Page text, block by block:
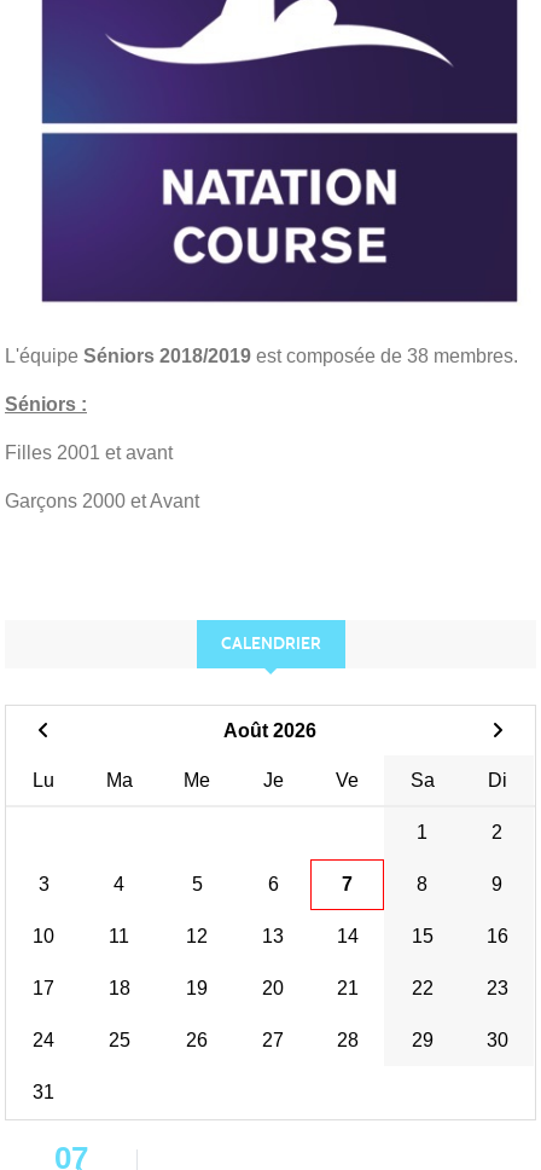
L'équipe Séniors 2018/2019 est composée de 38 membres.
Séniors :
Filles 2001 et avant
Garçons 2000 et Avant
CALENDRIER
Août 2026
Lu Ma Me Je Ve Sa Di
1 2
3 4 5 6 7 8 9
10 11 12 13 14 15 16
17 18 19 20 21 22 23
24 25 26 27 28 29 30
31
07